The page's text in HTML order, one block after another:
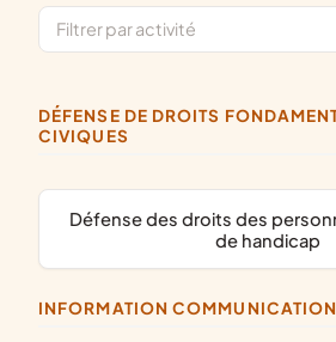
DÉFENSE DE DROITS FONDAMENTAUX, ACTIVITÉS
CIVIQUES
défense des droits des personnes en situation
de handicap
INFORMATION COMMUNICATION